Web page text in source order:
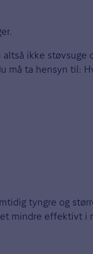
ikke støvsuge
må ta hensyn til:
tyngre og
mindre effektivt i